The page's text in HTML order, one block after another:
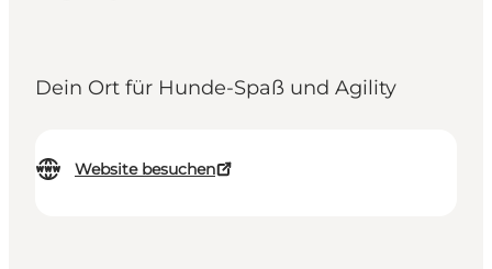
Dein Ort für Hunde-Spaß und Agility
Website besuchen